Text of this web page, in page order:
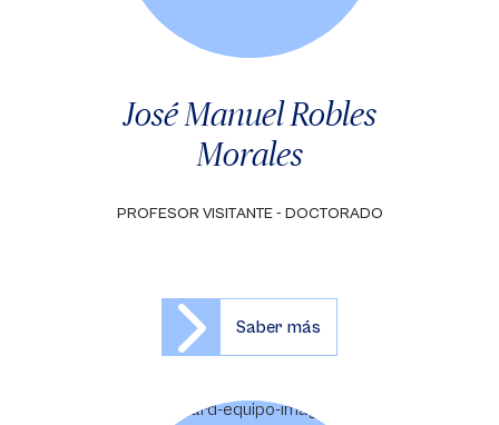
José Manuel Robles
Morales
PROFESOR VISITANTE - DOCTORADO
Saber más